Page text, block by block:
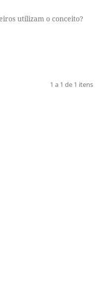
utilizam o conceito?
1 a 1 de 1 itens